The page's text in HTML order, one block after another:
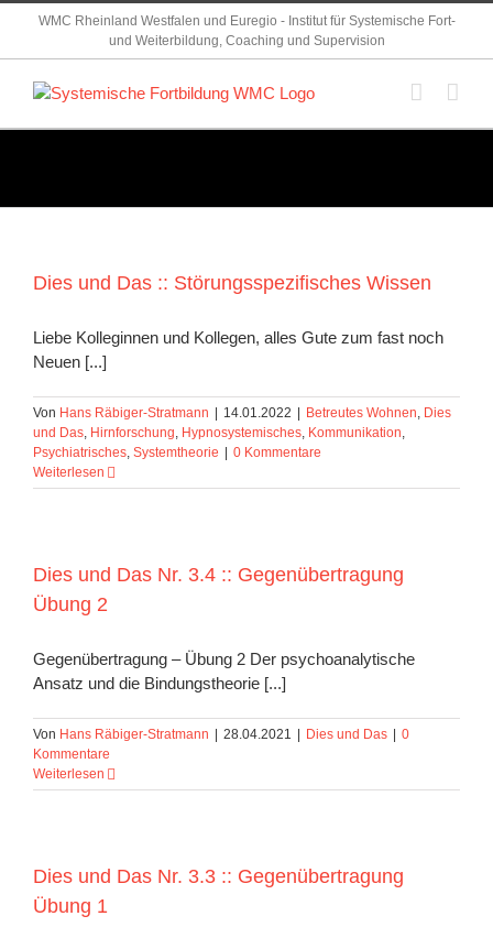
springen
WMC Rheinland Westfalen und Euregio - Institut für Systemische Fort-
und Weiterbildung, Coaching und Supervision
Dies und Das :: Störungsspezifisches Wissen
Liebe Kolleginnen und Kollegen, alles Gute zum fast noch
Neuen [...]
Von Hans Räbiger-Stratmann 14.01.2022 Betreutes Wohnen, Dies
und Das, Hirnforschung, Hypnosystemisches, Kommunikation,
Psychiatrisches, Systemtheorie
0 Kommentare
Weiterlesen
Dies und Das Nr. 3.4 :: Gegenübertragung
Übung 2
Gegenübertragung – Übung 2 Der psychoanalytische
Ansatz und die Bindungstheorie [...]
Von Hans Räbiger-Stratmann 28.04.2021 Dies und Das
0
Kommentare
Weiterlesen
Dies und Das Nr. 3.3 :: Gegenübertragung
Übung 1